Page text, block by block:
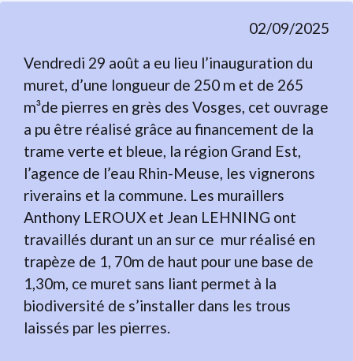
02/09/2025
Vendredi 29 août a eu lieu l’inauguration du
muret, d’une longueur de 250 m et de 265
m³de pierres en grès des Vosges, cet ouvrage
a pu être réalisé grâce au financement de la
trame verte et bleue, la région Grand Est,
l’agence de l’eau Rhin-Meuse, les vignerons
riverains et la commune. Les muraillers
Anthony LEROUX et Jean LEHNING ont
travaillés durant un an sur ce mur réalisé en
trapèze de 1, 70m de haut pour une base de
1,30m, ce muret sans liant permet à la
biodiversité de s’installer dans les trous
laissés par les pierres.